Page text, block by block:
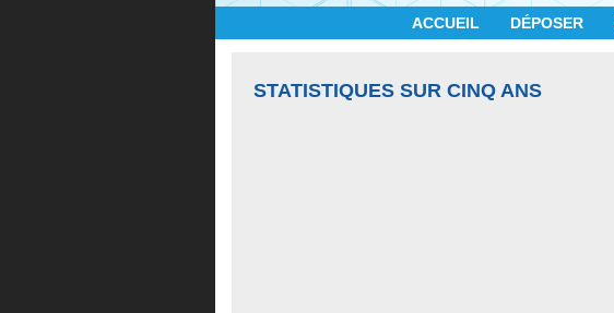
ACCUEIL DÉPOSER
STATISTIQUES SUR CINQ ANS